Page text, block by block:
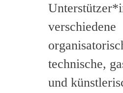
verschiedene
technische,
und